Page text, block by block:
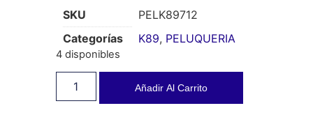
SKU
PELK89712
Categorías
K89, PELUQUERIA
4 disponibles
Añadir Al Carrito